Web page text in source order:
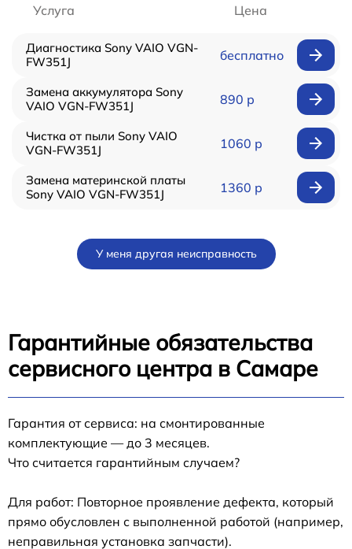
Услуга Цена
Диагностика Sony VAIO VGN-
FW351J
бесплатно
Замена аккумулятора Sony
VAIO VGN-FW351J
890 р
Чистка от пыли Sony VAIO
VGN-FW351J
1060 р
Замена материнской платы
Sony VAIO VGN-FW351J
1360 р
У меня другая неисправность
Гарантийные обязательства
сервисного центра в Самаре
Гарантия от сервиса: на смонтированные
комплектующие — до 3 месяцев.
Что считается гарантийным случаем?
Для работ: Повторное проявление дефекта, который
прямо обусловлен с выполненной работой (например,
неправильная установка запчасти).